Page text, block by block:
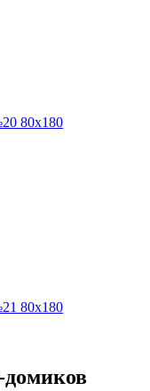
80х180
80х180